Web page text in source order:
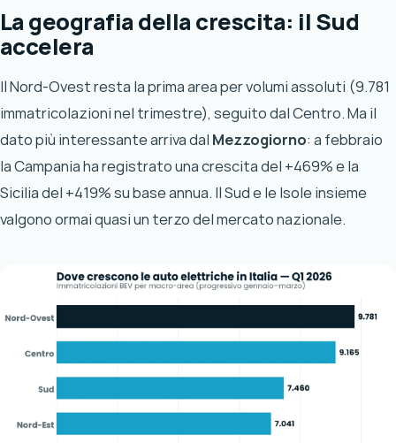
La geografia della crescita: il Sud
accelera
Il Nord-Ovest resta la prima area per volumi assoluti (9.781
immatricolazioni nel trimestre), seguito dal Centro. Ma il
dato più interessante arriva dal Mezzogiorno: a febbraio
la Campania ha registrato una crescita del +469% e la
Sicilia del +419% su base annua. Il Sud e le Isole insieme
valgono ormai quasi un terzo del mercato nazionale.